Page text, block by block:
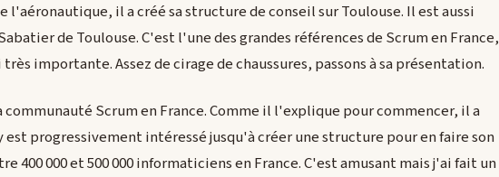
il a créé sa structure de conseil sur Toulouse. Il est aussi
de Toulouse. C'est l'une des grandes références de Scrum en France,
importante. Assez de cirage de chaussures, passons à sa présentation.
communauté Scrum en France. Comme il l'explique pour commencer, il a
est progressivement intéressé jusqu'à créer une structure pour en faire son
400 000 et 500 000 informaticiens en France. C'est amusant mais j'ai fait un